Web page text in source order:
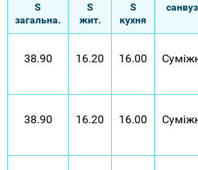
S
загальна.
S
жит.
S
кухня
38.90 16.20 16.00
38.90 16.20 16.00